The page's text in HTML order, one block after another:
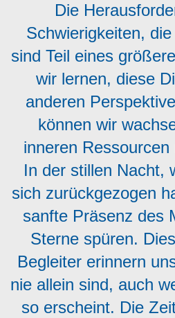
Die
Schwierigkeiten,
sind Teil eines
wir lernen, diese
anderen
können wir
inneren
In der stillen Nacht,
sich zurückgezogen
sanfte Präsenz des
Sterne spüren.
Begleiter erinnern
nie allein sind, auch
so erscheint. Die